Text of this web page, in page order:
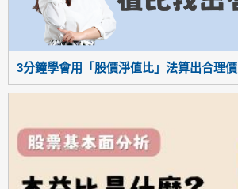
3分鐘學會用「股價淨值比」法算出合理價